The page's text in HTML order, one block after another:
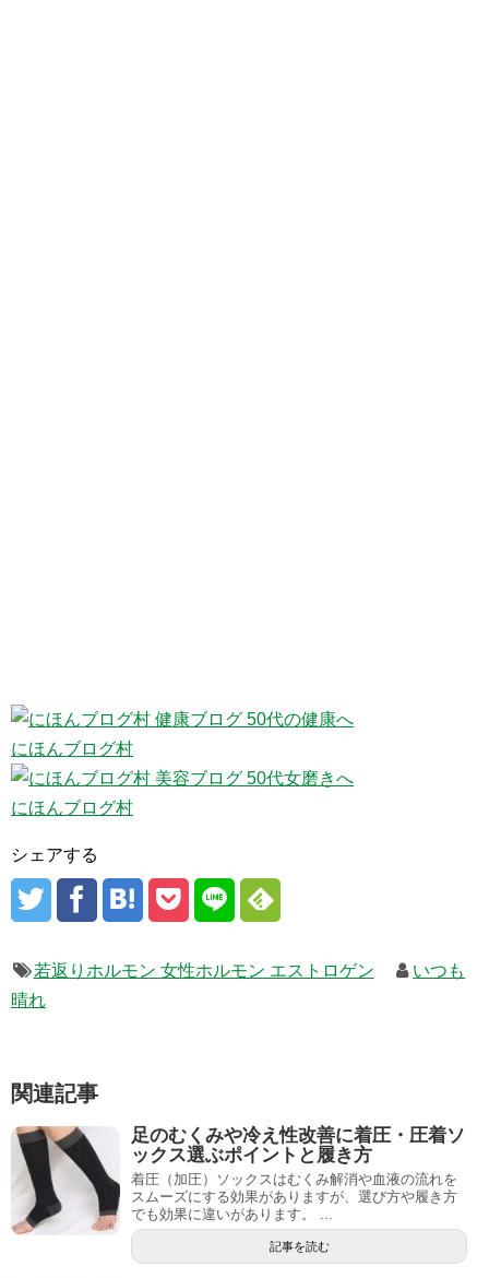
にほんブログ村
にほんブログ村
シェアする
若返りホルモン 女性ホルモン エストロゲン
いつも
晴れ
関連記事
足のむくみや冷え性改善に着圧・圧着ソ
ックス選ぶポイントと履き方
着圧（加圧）ソックスはむくみ解消や血液の流れを
スムーズにする効果がありますが、選び方や履き方
でも効果に違いがあります。 ...
記事を読む